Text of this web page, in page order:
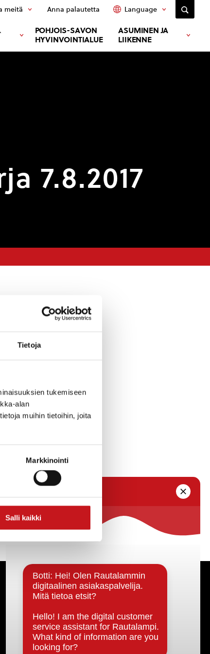
Tietoja
tukemiseen
alan
muihin tietoihin, joita
Markkinointi
Salli kaikki
POHJOIS-SAVON
HYVINVOINTIALUE
ASUMINEN JA
LIIKENNE
meitä Anna palautetta Language
7.8.2017
Päätöksenteko ja lähidemokratia
Päätökset, esityslistat & pöytäkirjat
Hallinto
Kunnanhallitus